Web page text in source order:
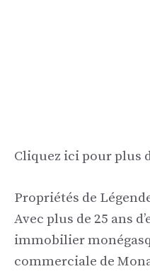
Cliquez ici pour plus
Propriétés de
Avec plus de 25 ans
immobilier
commerciale de